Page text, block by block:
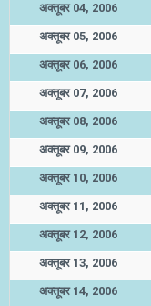
अक्तूबर 04, 2006
अक्तूबर 05, 2006
अक्तूबर 06, 2006
अक्तूबर 07, 2006
अक्तूबर 08, 2006
अक्तूबर 09, 2006
अक्तूबर 10, 2006
अक्तूबर 11, 2006
अक्तूबर 12, 2006
अक्तूबर 13, 2006
अक्तूबर 14, 2006